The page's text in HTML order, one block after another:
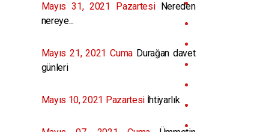
Mayıs 31, 2021 PazartesiNereden
nereye...
Mayıs 21, 2021 Cuma Durağan davet
günleri
Mayıs 10, 2021 Pazartesiİhtiyarlık